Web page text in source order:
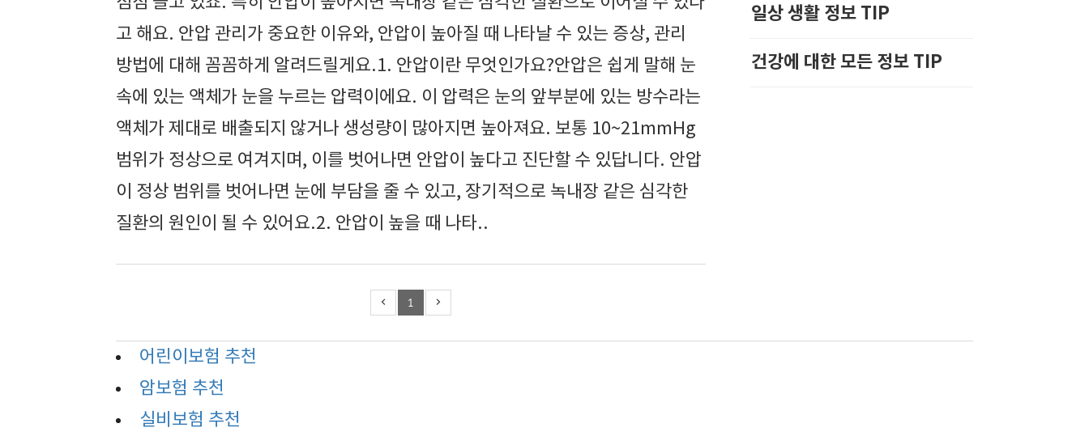
고 해요. 안압 관리가 중요한 이유와, 안압이 높아질 때 나타날 수 있는 증상, 관리
방법에 대해 꼼꼼하게 알려드릴게요.1. 안압이란 무엇인가요?안압은 쉽게 말해 눈
속에 있는 액체가 눈을 누르는 압력이에요. 이 압력은 눈의 앞부분에 있는 방수라는
액체가 제대로 배출되지 않거나 생성량이 많아지면 높아져요. 보통 10~21mmHg
범위가 정상으로 여겨지며, 이를 벗어나면 안압이 높다고 진단할 수 있답니다. 안압
이 정상 범위를 벗어나면 눈에 부담을 줄 수 있고, 장기적으로 녹내장 같은 심각한
질환의 원인이 될 수 있어요.2. 안압이 높을 때 나타..
1
일상 생활 정보 TIP
건강에 대한 모든 정보 TIP
어린이보험 추천
암보험 추천
실비보험 추천